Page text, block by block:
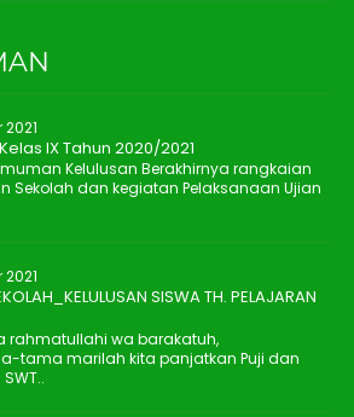
IX Tahun 2020/2021
Kelulusan Berakhirnya rangkaian
Sekolah dan kegiatan Pelaksanaan Ujian
SISWA TH. PELAJARAN
rahmatullahi wa barakatuh,
tama marilah kita panjatkan Puji dan